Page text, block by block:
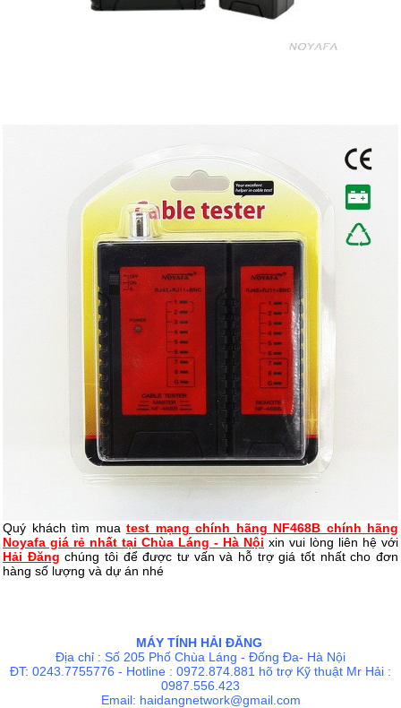
Quý khách tìm mua test mạng chính hãng NF468B chính hãng
Noyafa giá rẻ nhất tại Chùa Láng - Hà Nội xin vui lòng liên hệ với
Hải Đăng chúng tôi để được tư vấn và hỗ trợ giá tốt nhất cho đơn
hàng số lượng và dự án nhé
MÁY TÍNH HẢI ĐĂNG
Địa chỉ : Số 205 Phố Chùa Láng - Đống Đa- Hà Nội
ĐT: 0243.7755776 - Hotline : 0972.874.881 hõ trợ Kỹ thuật Mr Hải :
0987.556.423
Email: haidangnetwork@gmail.com